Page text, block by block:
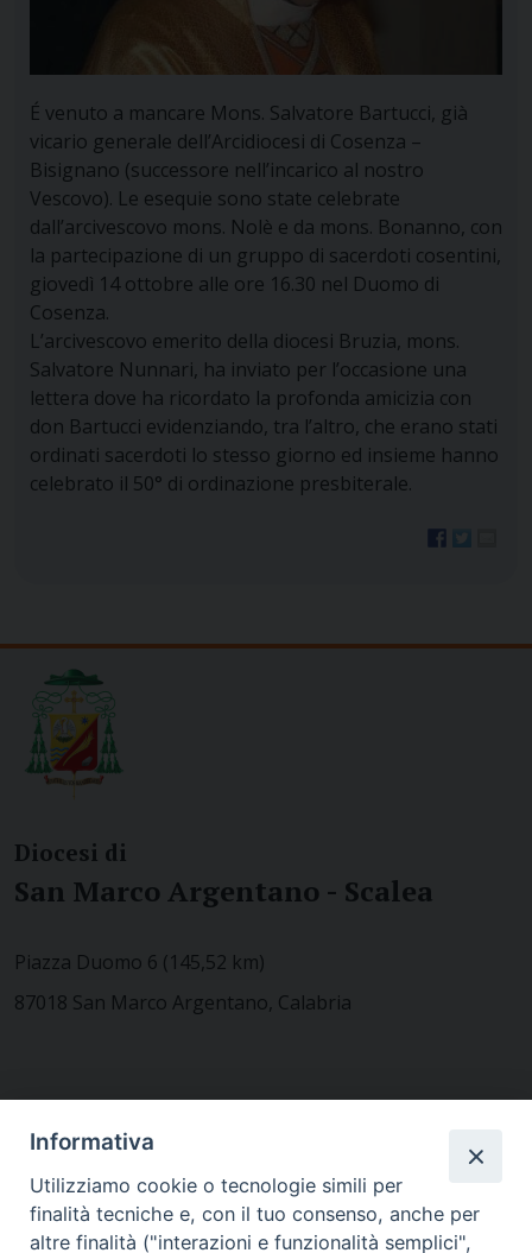
É venuto a mancare Mons. Salvatore Bartucci, già
vicario generale dell’Arcidiocesi di Cosenza –
Bisignano (successore nell’incarico al nostro
Vescovo). Le esequie sono state celebrate
dall’arcivescovo mons. Nolè e da mons. Bonanno, con
la partecipazione di un gruppo di sacerdoti cosentini,
giovedì 14 ottobre alle ore 16.30 nel Duomo di
Cosenza.
L’arcivescovo emerito della diocesi Bruzia, mons.
Salvatore Nunnari, ha inviato per l’occasione una
lettera dove ha ricordato la profonda amicizia con
don Bartucci evidenziando, tra l’altro, che erano stati
ordinati sacerdoti lo stesso giorno ed insieme hanno
celebrato il 50° di ordinazione presbiterale.
Diocesi di
San Marco Argentano - Scalea
Piazza Duomo 6 (145,52 km)
87018 San Marco Argentano, Calabria
MODULISTICA
Informativa
Utilizziamo cookie o tecnologie simili per
finalità tecniche e, con il tuo consenso, anche per
altre finalità ("interazioni e funzionalità semplici",